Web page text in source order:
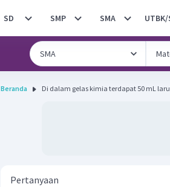
SD SMP SMA UTBK/
Beranda Di dalam gelas kimia terdapat 50 mL
Pertanyaan